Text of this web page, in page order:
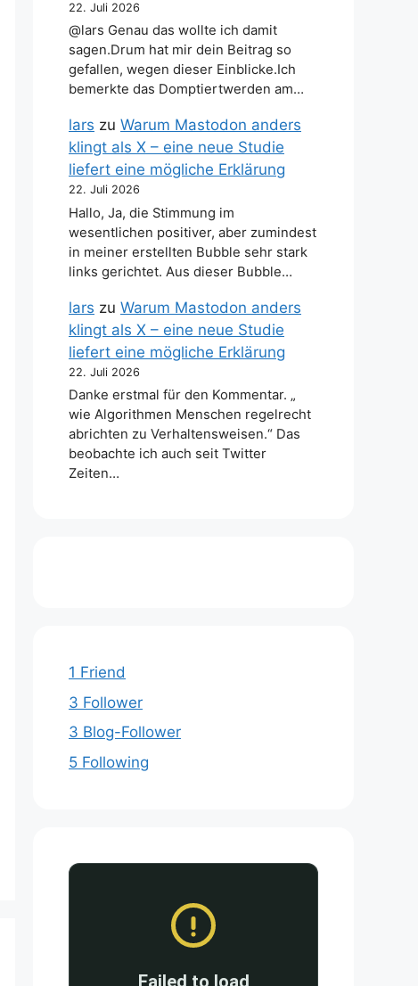
22. Juli 2026
@lars Genau das wollte ich damit
sagen.Drum hat mir dein Beitrag so
gefallen, wegen dieser Einblicke.Ich
bemerkte das Domptiertwerden am…
lars zu Warum Mastodon anders
klingt als X – eine neue Studie
liefert eine mögliche Erklärung
22. Juli 2026
Hallo, Ja, die Stimmung im
wesentlichen positiver, aber zumindest
in meiner erstellten Bubble sehr stark
links gerichtet. Aus dieser Bubble…
lars zu Warum Mastodon anders
klingt als X – eine neue Studie
liefert eine mögliche Erklärung
22. Juli 2026
Danke erstmal für den Kommentar. „
wie Algorithmen Menschen regelrecht
abrichten zu Verhaltensweisen.“ Das
beobachte ich auch seit Twitter
Zeiten…
1 Friend
3 Follower
3 Blog-Follower
5 Following